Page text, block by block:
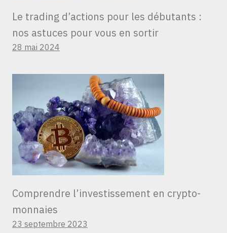
Le trading d’actions pour les débutants :
nos astuces pour vous en sortir
28 mai 2024
Comprendre l’investissement en crypto-
monnaies
23 septembre 2023